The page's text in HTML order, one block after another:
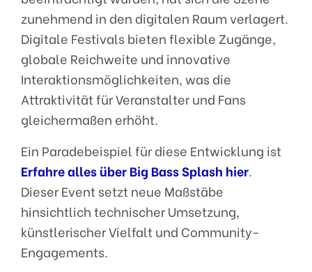
zunehmend in den digitalen Raum verlagert.
Digitale Festivals bieten flexible Zugänge,
globale Reichweite und innovative
Interaktionsmöglichkeiten, was die
Attraktivität für Veranstalter und Fans
gleichermaßen erhöht.
Ein Paradebeispiel für diese Entwicklung ist
Erfahre alles über Big Bass Splash hier.
Dieser Event setzt neue Maßstäbe
hinsichtlich technischer Umsetzung,
künstlerischer Vielfalt und Community-
Engagements.